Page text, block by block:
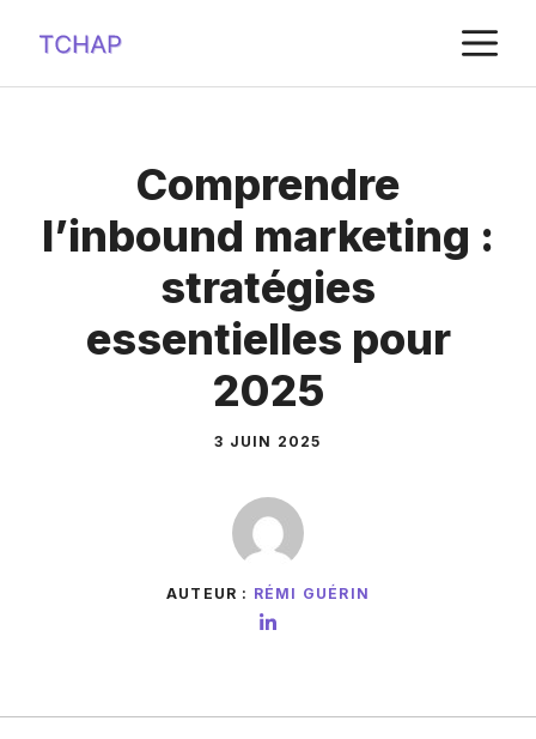
contenu
Comprendre
l’inbound marketing :
stratégies
essentielles pour
2025
3 JUIN 2025
AUTEUR : RÉMI GUÉRIN